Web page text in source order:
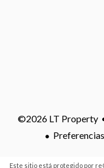
©2026 LT Property
Este sitio está protegido por